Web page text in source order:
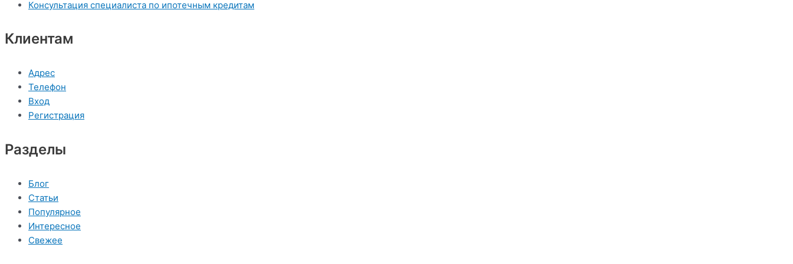
Консультация специалиста по ипотечным кредитам
Клиентам
Адрес
Телефон
Вход
Регистрация
Разделы
Блог
Статьи
Популярное
Интересное
Свежее